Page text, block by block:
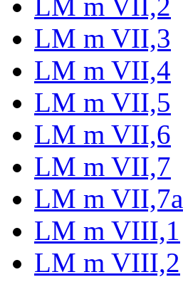
LM m VII,3
LM m VII,4
LM m VII,5
LM m VII,6
LM m VII,7
LM m VII,7a
LM m VIII,1
LM m VIII,2